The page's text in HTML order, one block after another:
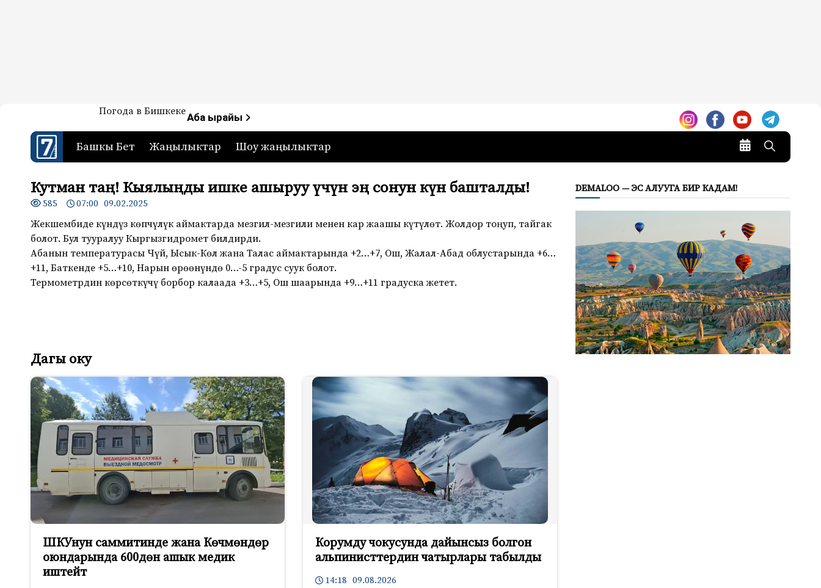
7-канал. Жаңылыктар — Кыргызстан
Жаңылыктар — Кыргызстан
Погода в БишкекеАба ырайы
Башкы Бет Жаңылыктар Шоу жаңылыктар
Кутман таң! Кыялыңды ишке ашыруу үчүн эң сонун күн башталды!
585 07:00 09.02.2025
Жекшембиде күндүз көпчүлүк аймактарда мезгил-мезгили менен кар жаашы күтүлөт. Жолдор тоңуп, тайгак
болот. Бул тууралуу Кыргызгидромет билдирди.
Абанын температурасы Чүй, Ысык-Көл жана Талас аймактарында +2…+7, Ош, Жалал-Абад облустарында +6…
+11, Баткенде +5…+10, Нарын өрөөнүндө 0…-5 градус суук болот.
Термометрдин көрсөткүчү борбор калаада +3…+5, Ош шаарында +9…+11 градуска жетет.
Дагы оку
ШКУнун саммитинде жана Көчмөндөр
оюндарында 600дөн ашык медик
иштейт
Корумду чокусунда дайынсыз болгон
альпинисттердин чатырлары табылды
14:18 09.08.2026
DEMALOO — ЭС АЛУУГА БИР КАДАМ!